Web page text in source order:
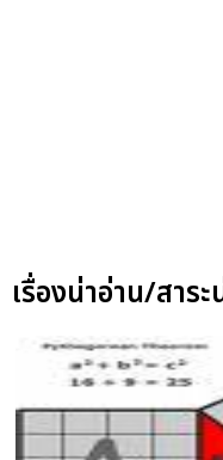
เรื่องน่าอ่าน/สาระ